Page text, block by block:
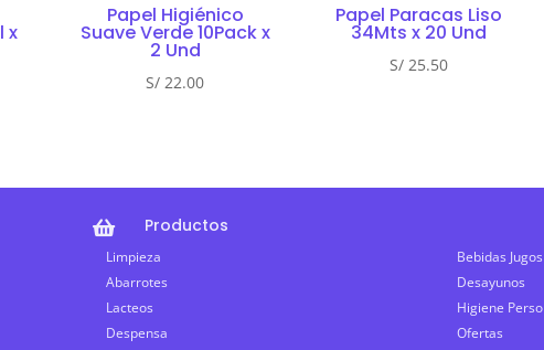
x
Papel Higiénico
Suave Verde 10Pack x
2 Und
S/ 22.00
Papel Paracas Liso
34Mts x 20 Und
S/25.50
 Productos
Limpieza
Abarrotes
Lacteos
Despensa
Bebidas
Desayunos
Higiene
Ofertas